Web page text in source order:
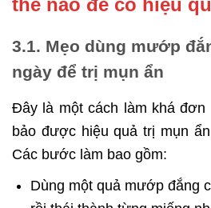
thế nào để có hiệu
3.1. Mẹo dùng mướp
ngày để trị mụn ẩn
Đây là một cách làm khá đơn
bảo được hiệu quả trị mụn
Các bước làm bao gồm:
Dùng một quả mướp đắng